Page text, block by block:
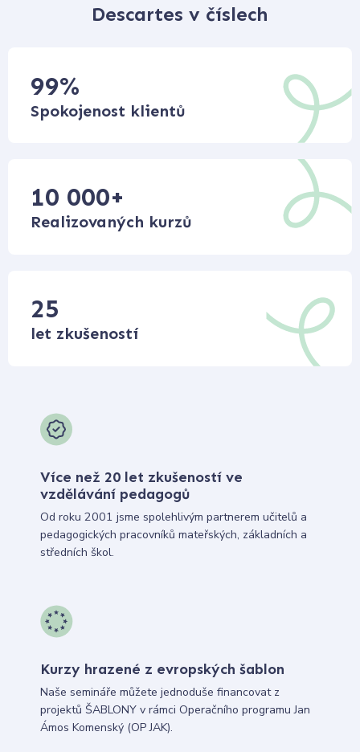
Descartes v číslech
99%
Spokojenost klientů
10 000+
Realizovaných kurzů
25
let zkušeností
Více než 20 let zkušeností ve
vzdělávání pedagogů
Od roku 2001 jsme spolehlivým partnerem učitelů a
pedagogických pracovníků mateřských, základních a
středních škol.
Kurzy hrazené z evropských šablon
Naše semináře můžete jednoduše financovat z
projektů ŠABLONY v rámci Operačního programu Jan
Ámos Komenský (OP JAK).